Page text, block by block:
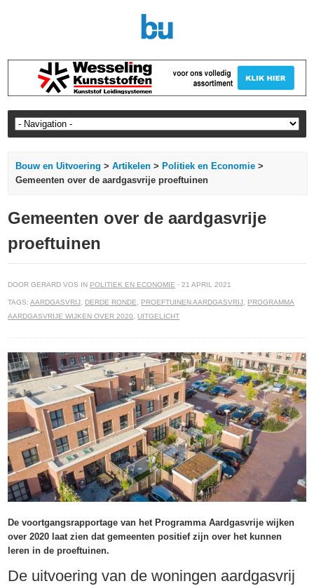
Bouw en Uitvoering >Artikelen > Politiek en Economie >
Gemeenten over de aardgasvrije proeftuinen
Gemeenten over de aardgasvrije
proeftuinen
DOOR GERARD VOS IN POLITIEK EN ECONOMIE · 21 APRIL 2021
TAGS:AARDGASVRIJ, DERDE RONDE, PROEFTUINEN AARDGASVRIJ, PROGRAMMA
AARDGASVRIJE WIJKEN OVER 2020,UITGELICHT
De voortgangsrapportage van het Programma Aardgasvrije wijken
over 2020 laat zien dat gemeenten positief zijn over het kunnen
leren in de proeftuinen.
De uitvoering van de woningen aardgasvrij